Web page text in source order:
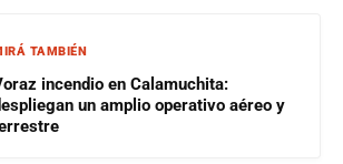
TAMBIÉN
incendio en Calamuchita:
un amplio operativo aéreo y